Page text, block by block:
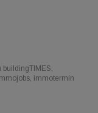
immotermin